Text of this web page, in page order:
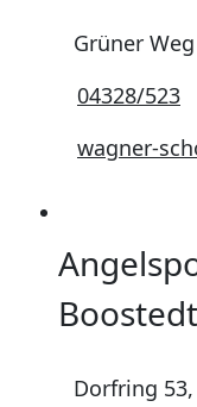
Grüner
04328/523
wagner-
Dorfring